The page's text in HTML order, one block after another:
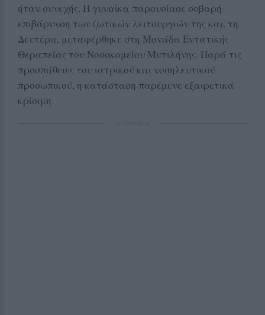
ήταν συνεχής. Η γυναίκα παρουσίασε σοβαρή
επιβάρυνση των ζωτικών λειτουργιών της και, τη
Δευτέρα, μεταφέρθηκε στη Μονάδα Εντατικής
Θεραπείας του Νοσοκομείου Μυτιλήνης. Παρά τις
προσπάθειες του ιατρικού και νοσηλευτικού
προσωπικού, η κατάσταση παρέμενε εξαιρετικά
κρίσιμη.